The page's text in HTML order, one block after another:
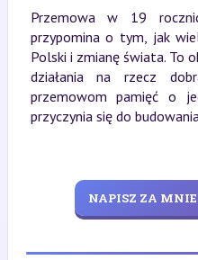
Przemowa w 19
przypomina o tym, jak
Polski i zmianę świata. To
działania na rzecz
przemowom pamięć o
przyczynia się do
NAPISZ ZA